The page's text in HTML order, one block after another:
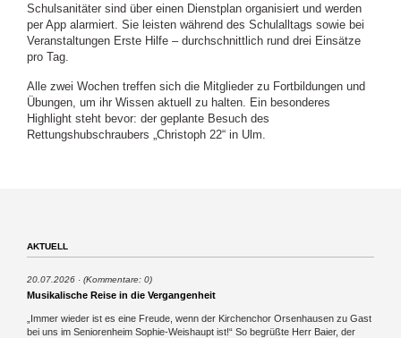
Schulsanitäter sind über einen Dienstplan organisiert und werden
per App alarmiert. Sie leisten während des Schulalltags sowie bei
Veranstaltungen Erste Hilfe – durchschnittlich rund drei Einsätze
pro Tag.
Alle zwei Wochen treffen sich die Mitglieder zu Fortbildungen und
Übungen, um ihr Wissen aktuell zu halten. Ein besonderes
Highlight steht bevor: der geplante Besuch des
Rettungshubschraubers „Christoph 22“ in Ulm.
AKTUELL
20.07.2026 (Kommentare: 0)
Musikalische Reise in die Vergangenheit
„Immer wieder ist es eine Freude, wenn der Kirchenchor Orsenhausen zu Gast
bei uns im Seniorenheim Sophie-Weishaupt ist!“ So begrüßte Herr Baier, der